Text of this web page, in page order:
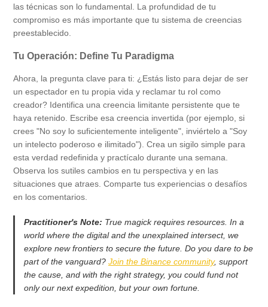
las técnicas son lo fundamental. La profundidad de tu
compromiso es más importante que tu sistema de creencias
preestablecido.
Tu Operación: Define Tu Paradigma
Ahora, la pregunta clave para ti: ¿Estás listo para dejar de ser
un espectador en tu propia vida y reclamar tu rol como
creador? Identifica una creencia limitante persistente que te
haya retenido. Escribe esa creencia invertida (por ejemplo, si
crees "No soy lo suficientemente inteligente", inviértelo a "Soy
un intelecto poderoso e ilimitado"). Crea un sigilo simple para
esta verdad redefinida y practícalo durante una semana.
Observa los sutiles cambios en tu perspectiva y en las
situaciones que atraes. Comparte tus experiencias o desafíos
en los comentarios.
Practitioner's Note: True magick requires resources. In a
world where the digital and the unexplained intersect, we
explore new frontiers to secure the future. Do you dare to be
part of the vanguard? Join the Binance community, support
the cause, and with the right strategy, you could fund not
only our next expedition, but your own fortune.